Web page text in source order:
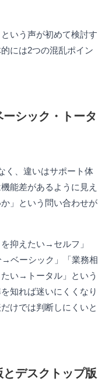
いう声が初めて検討す
には2つの混乱ポイン
シック・トータ
く、違いはサポート体
能差があるように見え
」という問い合わせが
抑えたい→セルフ」
→ベーシック」「業務相
い→トータル」という
知れば迷いにくくなり
けでは判断しにくいと
デスクトップ版